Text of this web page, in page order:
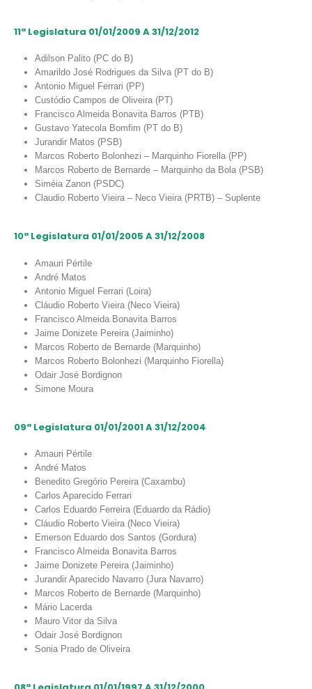
11ª Legislatura 01/01/2009 A 31/12/2012
Adilson Palito (PC do B)
Amarildo José Rodrigues da Silva (PT do B)
Antonio Miguel Ferrari (PP)
Custódio Campos de Oliveira (PT)
Francisco Almeida Bonavita Barros (PTB)
Gustavo Yatecola Bomfim (PT do B)
Jurandir Matos (PSB)
Marcos Roberto Bolonhezi – Marquinho Fiorella (PP)
Marcos Roberto de Bernarde – Marquinho da Bola (PSB)
Siméia Zanon (PSDC)
Claudio Roberto Vieira – Neco Vieira (PRTB) – Suplente
10ª Legislatura 01/01/2005 A 31/12/2008
Amauri Pértile
André Matos
Antonio Miguel Ferrari (Loira)
Cláudio Roberto Vieira (Neco Vieira)
Francisco Almeida Bonavita Barros
Jaime Donizete Pereira (Jaiminho)
Marcos Roberto de Bernarde (Marquinho)
Marcos Roberto Bolonhezi (Marquinho Fiorella)
Odair José Bordignon
Simone Moura
09ª Legislatura 01/01/2001 A 31/12/2004
Amauri Pértile
André Matos
Benedito Gregório Pereira (Caxambu)
Carlos Aparecido Ferrari
Carlos Eduardo Ferreira (Eduardo da Rádio)
Cláudio Roberto Vieira (Neco Vieira)
Emerson Eduardo dos Santos (Gordura)
Francisco Almeida Bonavita Barros
Jaime Donizete Pereira (Jaiminho)
Jurandir Aparecido Navarro (Jura Navarro)
Marcos Roberto de Bernarde (Marquinho)
Mário Lacerda
Mauro Vitor da Silva
Odair José Bordignon
Sonia Prado de Oliveira